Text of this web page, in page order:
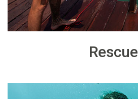
Rescue